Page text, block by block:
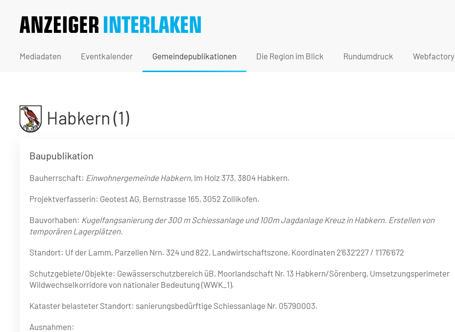
Mediadaten Eventkalender Gemeindepublikationen Die Region im Blick Rundumdruck Webfactory
Habkern (1)
Baupublikation
Bauherrschaft: Einwohnergemeinde Habkern, Im Holz 373, 3804 Habkern.
Projektverfasserin: Geotest AG, Bernstrasse 165, 3052 Zollikofen.
Bauvorhaben: Kugelfangsanierung der 300 m Schiessanlage und 100m Jagdanlage Kreuz in Habkern. Erstellen von
temporären Lagerplätzen.
Standort: Uf der Lamm, Parzellen Nrn. 324 und 822, Landwirtschaftszone, Koordinaten 2’632’227 / 1’176’672
Schutzgebiete/Objekte: Gewässerschutzbereich üB, Moorlandschaft Nr. 13 Habkern/Sörenberg, Umsetzungsperimeter
Wildwechselkorridore von nationaler Bedeutung (WWK_1).
Kataster belasteter Standort: sanierungsbedürftige Schiessanlage Nr. 05790003.
Ausnahmen: